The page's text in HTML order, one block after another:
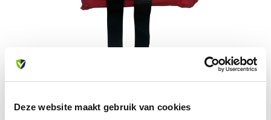
Deze website maakt gebruik van cookies
Blusdekens softcase ideaal voor kleine
Deze hoogwaardige blusdeken van MAISKA is speciaal